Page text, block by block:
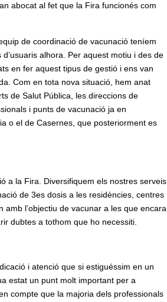
abocat al fet que la Fira funcionés com
de coordinació de vacunació teníem
alhora. Per aquest motiu i des de
en fer aquest tipus de gestió i ens van
Com en tota nova situació, hem anat
de Salut Pública, les direccions de
i punts de vacunació ja en
o el de Casernes, que posteriorment es
a la Fira. Diversifiquem els nostres serveis
de 3es dosis a les residències, centres
l’objectiu de vacunar a les que encara
dubtes a tothom que ho necessiti.
i atenció que si estiguéssim en un
estat un punt molt important per a
compte que la majoria dels professionals